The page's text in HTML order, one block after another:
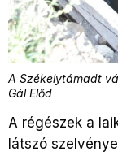
A Székelytámadt
Gál Előd
A régészek a
látszó